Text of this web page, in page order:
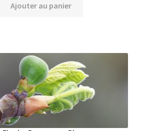
Ajouter au panier